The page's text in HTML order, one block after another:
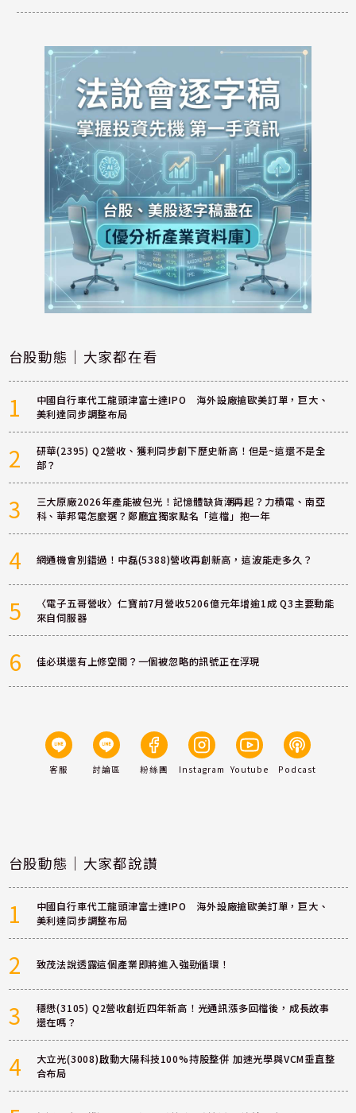
台股動態｜大家都在看
1
中國自行車代工龍頭津富士達IPO 海外設廠搶歐美訂單，巨大、
美利達同步調整布局
2
研華(2395) Q2營收、獲利同步創下歷史新高！但是~這還不是全
部？
3
三大原廠2026年產能被包光！記憶體缺貨潮再起？力積電、南亞
科、華邦電怎麼選？鄭廳宜獨家點名「這檔」抱一年
4 網通機會別錯過！中磊(5388)營收再創新高，這波能走多久？
5
〈電子五哥營收〉仁寶前7月營收5206億元年增逾1成 Q3主要動能
來自伺服器
6 佳必琪還有上修空間？一個被忽略的訊號正在浮現
客服 討論區 粉絲團 Instagram Youtube Podcast
台股動態｜大家都說讚
1
中國自行車代工龍頭津富士達IPO 海外設廠搶歐美訂單，巨大、
美利達同步調整布局
2 致茂法說透露這個產業即將進入強勁循環！
3
穩懋(3105) Q2營收創近四年新高！光通訊漲多回檔後，成長故事
還在嗎？
4
大立光(3008)啟動大陽科技100%持股整併 加速光學與VCM垂直整
合布局